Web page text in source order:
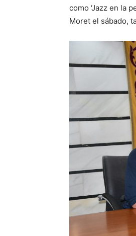
como ‘Jazz en la
Moret el sábado,